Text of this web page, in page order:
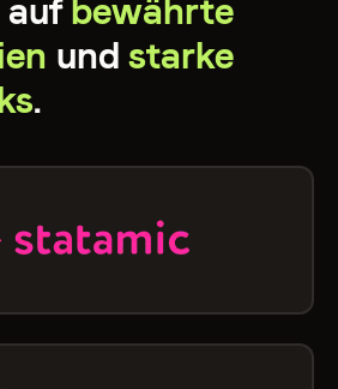
aufbewährte
und starke
.